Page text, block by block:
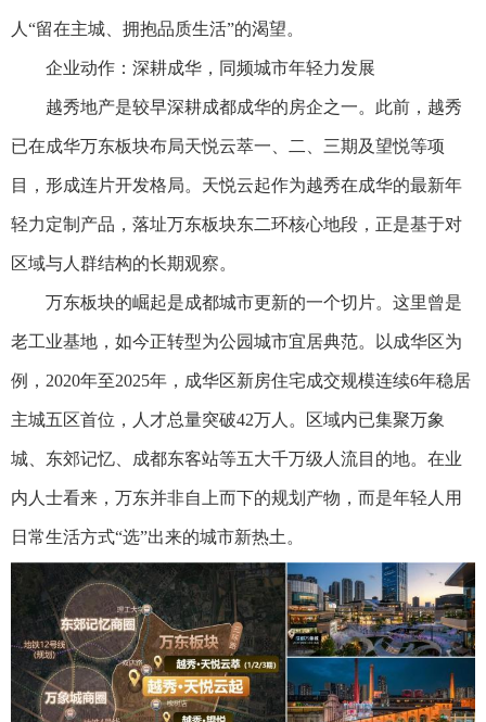
人“留在主城、拥抱品质生活”的渴望。
企业动作：深耕成华，同频城市年轻力发展
越秀地产是较早深耕成都成华的房企之一。此前，越秀
已在成华万东板块布局天悦云萃一、二、三期及望悦等项
目，形成连片开发格局。天悦云起作为越秀在成华的最新年
轻力定制产品，落址万东板块东二环核心地段，正是基于对
区域与人群结构的长期观察。
万东板块的崛起是成都城市更新的一个切片。这里曾是
老工业基地，如今正转型为公园城市宜居典范。以成华区为
例，2020年至2025年，成华区新房住宅成交规模连续6年稳居
主城五区首位，人才总量突破42万人。区域内已集聚万象
城、东郊记忆、成都东客站等五大千万级人流目的地。在业
内人士看来，万东并非自上而下的规划产物，而是年轻人用
日常生活方式“选”出来的城市新热土。